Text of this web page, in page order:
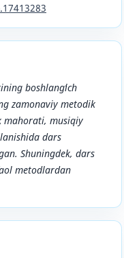
boshlangʻich
zamonaviy metodik
mahorati, musiqiy
dars
Shuningdek, dars
metodlardan